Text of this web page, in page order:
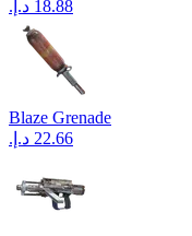
Blaze Grenade